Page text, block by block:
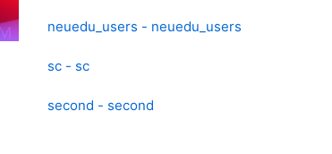
neuedu_users - neuedu_users
sc - sc
second - second